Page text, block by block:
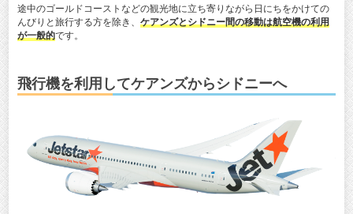
途中のゴールドコーストなどの観光地に立ち寄りながら日にちをかけての
んびりと旅行する方を除き、 ケアンズとシドニー間の移動は航空機の利用
が一般的です。
飛行機を利用してケアンズからシドニーへ